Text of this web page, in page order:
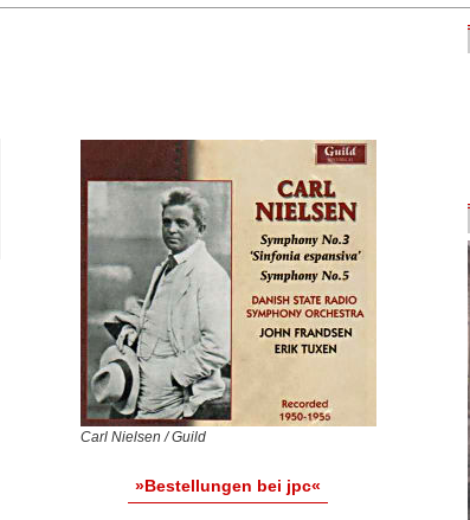
Carl Nielsen / Guild
»Bestellungen bei jpc«